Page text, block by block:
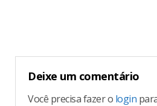
Deixe um comentário
Você precisa fazer o login